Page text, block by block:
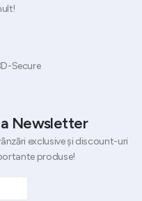
Secure
Newsletter
exclusive și discount-uri
produse!